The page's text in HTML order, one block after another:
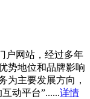
户网站，经过多年
势地位和品牌影响
为主要发展方向，
动平台”......详情